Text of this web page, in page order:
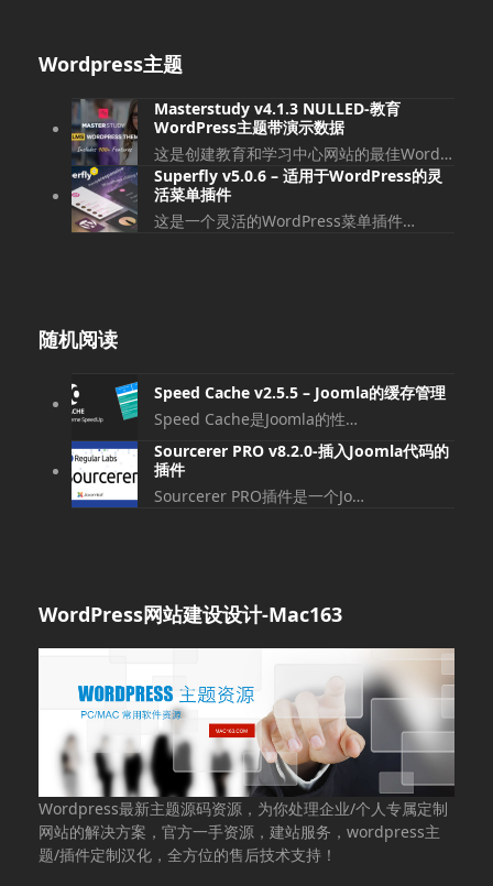
Wordpress主题
Masterstudy v4.1.3 NULLED-教育
WordPress主题带演示数据
这是创建教育和学习中心网站的最佳Word…
Superfly v5.0.6 – 适用于WordPress的灵
活菜单插件
这是一个灵活的WordPress菜单插件…
随机阅读
Speed Cache v2.5.5 – Joomla的缓存管理
Speed Cache是Joomla的性…
Sourcerer PRO v8.2.0-插入Joomla代码的
插件
Sourcerer PRO插件是一个Jo…
WordPress网站建设设计-Mac163
Wordpress最新主题源码资源，为你处理企业/个人专属定制
网站的解决方案，官方一手资源，建站服务，wordpress主
题/插件定制汉化，全方位的售后技术支持！